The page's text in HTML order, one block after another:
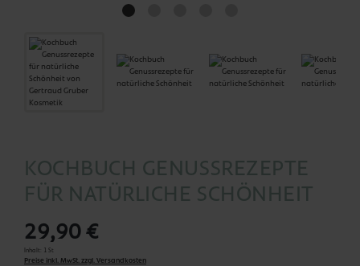
KOCHBUCH GENUSSREZEPTE
FÜR NATÜRLICHE SCHÖNHEIT
29,90 €
Inhalt: 1 St
Preise inkl. MwSt. zzgl. Versandkosten